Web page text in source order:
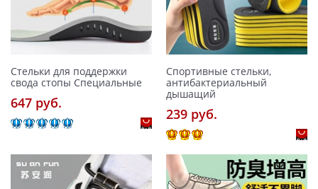
Стельки для поддержки
свода стопы Специальные
647 pуб.
Спортивные стельки,
антибактериальный
дышащий
239 pуб.